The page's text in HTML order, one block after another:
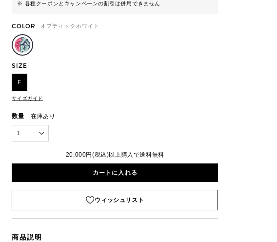
※ 各種クーポンとキャンペーンの割引は併用できません
COLOR オプティックホワイト
SIZE
F
サイズガイド
数量 在庫あり
1
20,000円(税込)以上購入で送料無料
カートに入れる
ウィッシュリスト
商品説明